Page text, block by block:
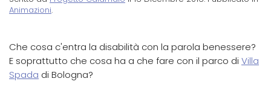
Animazioni.
Che cosa c'entra la disabilità con la parola benessere?
E soprattutto che cosa ha a che fare con il parco di Villa
Spada di Bologna?